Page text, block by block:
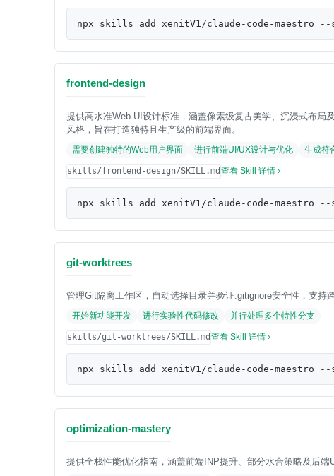
npx skills add xenitV1/claude-code-maestro
frontend-design
提供高水准Web UI设计标准，涵盖像素级复古美学、沉浸式布
风格，旨在打造独特且生产级的前端界面。
需要创建独特的Web用户界面 进行前端UI/UX设计与优化 生成符
skills/frontend-design/SKILL.md 查看 Skill 详情 ›
npx skills add xenitV1/claude-code-maestro
git-worktrees
管理Git隔离工作区，自动选择目录并验证.gitignore安全性，支持
开始新功能开发 进行实验性代码修改 并行处理多个特性分支
skills/git-worktrees/SKILL.md 查看 Skill 详情 ›
npx skills add xenitV1/claude-code-
optimization-mastery
提供全栈性能优化指南，涵盖前端INP提升、部分水合策略及后